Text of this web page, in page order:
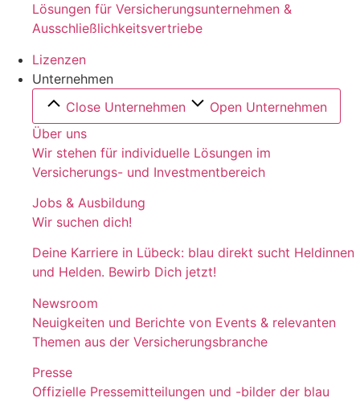
Lösungen für Versicherungsunternehmen &
Ausschließlichkeitsvertriebe
Lizenzen
Unternehmen
Close Unternehmen
Open Unternehmen
Über uns
Wir stehen für individuelle Lösungen im
Versicherungs- und Investmentbereich
Jobs & Ausbildung
Wir suchen dich!
Deine Karriere in Lübeck: blau direkt sucht Heldinnen
und Helden. Bewirb Dich jetzt!
Newsroom
Neuigkeiten und Berichte von Events & relevanten
Themen aus der Versicherungsbranche
Presse
Offizielle Pressemitteilungen und -bilder der blau